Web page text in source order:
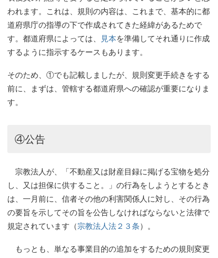
われます。これは、規則の内容は、これまで、基本的に都
道府県庁の指導の下で作成されてきた経緯があるためで
す。都道府県によっては、
見本を準備してそれ通りに作成
するように指示するケースもあります。
そのため、①でも記載しましたが、規則変更手続きをする
前に、まずは、管轄する都道府県への確認が重要になりま
す。
④公告
宗教法人が、「不動産又は財産目録に掲げる宝物を処分
し、又は担保に供すること。」の行為をしようとするとき
は、一月前に、信者その他の利害関係人に対し、その行為
の要旨を示してその旨を公告しなければならないと法律で
規定されています（宗教法人法２３条）。
もっとも、単なる事業目的の追加をするための規則変更